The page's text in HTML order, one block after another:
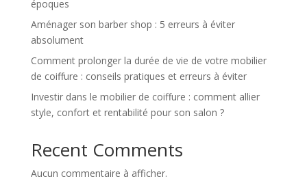
époques
Aménager son barber shop : 5 erreurs à éviter
absolument
Comment prolonger la durée de vie de votre mobilier
de coiffure : conseils pratiques et erreurs à éviter
Investir dans le mobilier de coiffure : comment allier
style, confort et rentabilité pour son salon ?
Recent Comments
Aucun commentaire à afficher.